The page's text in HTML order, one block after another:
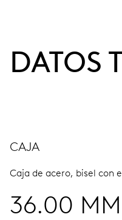
DATOS
CAJA
Caja de acero, bisel con
36.00 MM